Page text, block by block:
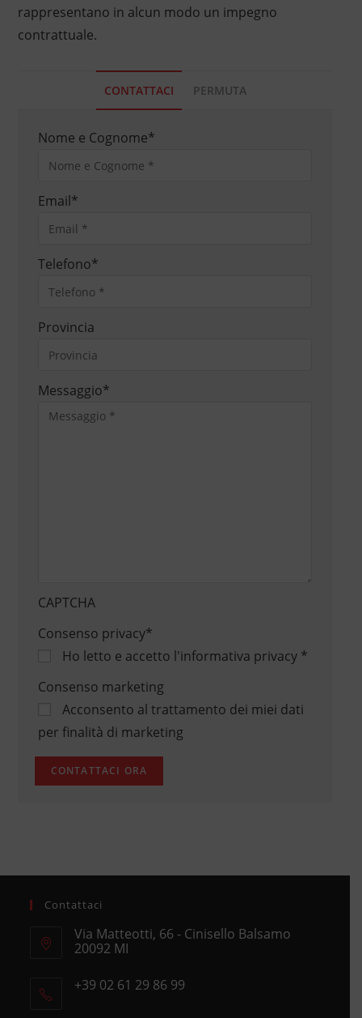
rappresentano in alcun modo un impegno
contrattuale.
CONTATTACI PERMUTA
Nome e Cognome*
Email*
Telefono*
Provincia
Messaggio*
CAPTCHA
Consenso privacy*
Ho letto e accetto l'informativa privacy*
Consenso marketing
Acconsento al trattamento dei miei dati
per finalità di marketing
Contattaci
Via Matteotti, 66 - Cinisello Balsamo
20092 MI
in
+39 02 61 29 86 99